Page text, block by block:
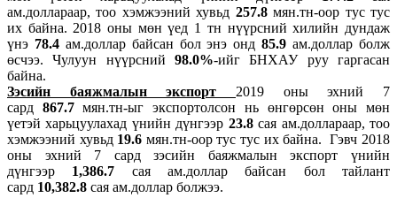
ам.доллараар, тоо хэмжээний хувьд 257.8мян.тн-оор тус тус
их байна. 2018 оны мөн үед 1 тн нүүрсний хилийн дундаж
үнэ 78.4 ам.доллар байсан бол энэ онд85.9ам.доллар болж
өсчээ. Чулуун нүүрсний 98.0%-ийг БНХАУ руу гаргасан
байна.
Зэсийн баяжмалын экспорт 2019 оны эхний 7
сард 867.7мян.тн-ыг экспортолсон нь өнгөрсөн оны мөн
үетэй харьцуулахад үнийн дүнгээр 23.8сая ам.доллараар, тоо
хэмжээний хувьд 19.6 мян.тн-оор тус тус их байна. Гэвч 2018
оны эхний 7 сард зэсийн баяжмалын экспорт үнийн
дүнгээр 1,386.7 сая ам.доллар байсан бол тайлант
сард 10,382.8 сая ам.доллар болжээ.